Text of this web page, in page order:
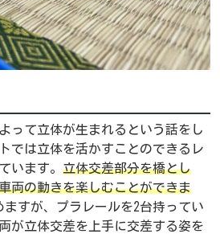
って立体が生まれるという話をし
では立体を活かすことのできるレ
います。 立体交差部分を橋とし
両の動きを楽しむことができま
ますが、プラレールを2台持ってい
が立体交差を上手に交差する姿を